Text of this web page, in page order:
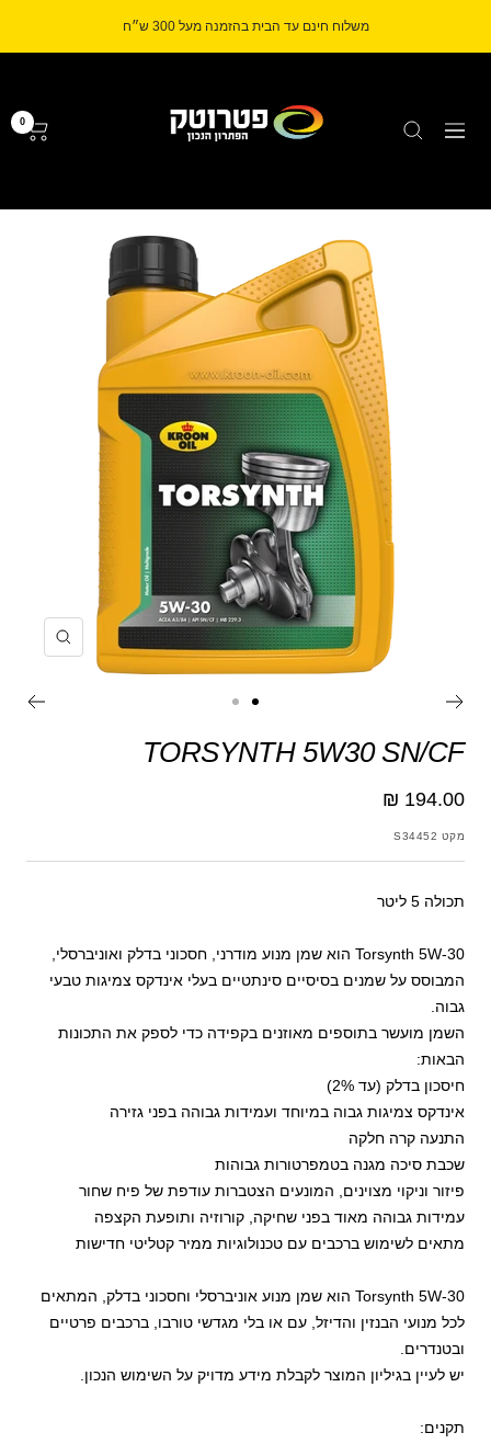
משלוח חינם עד הבית בהזמנה מעל 300 ש״ח
ניווט
0
הקרב
לשקופית
לשקופית
TORSYNTH 5W30 SN/CF
מחיר
מבצע
194.00 ₪
מקט S34452
תכולה 5 ליטר
Torsynth 5W-30 הוא שמן מנוע מודרני, חסכוני בדלק ואוניברסלי,
המבוסס על שמנים בסיסיים סינתטיים בעלי אינדקס צמיגות טבעי
גבוה.
השמן מועשר בתוספים מאוזנים בקפידה כדי לספק את התכונות
הבאות:
חיסכון בדלק (עד 2%)
אינדקס צמיגות גבוה במיוחד ועמידות גבוהה בפני גזירה
התנעה קרה חלקה
שכבת סיכה מגנה בטמפרטורות גבוהות
פיזור וניקוי מצוינים, המונעים הצטברות עודפת של פיח שחור
עמידות גבוהה מאוד בפני שחיקה, קורוזיה ותופעת הקצפה
מתאים לשימוש ברכבים עם טכנולוגיות ממיר קטליטי חדישות
Torsynth 5W-30 הוא שמן מנוע אוניברסלי וחסכוני בדלק, המתאים
לכל מנועי הבנזין והדיזל, עם או בלי מגדשי טורבו, ברכבים פרטיים
ובטנדרים.
יש לעיין בגיליון המוצר לקבלת מידע מדויק על השימוש הנכון.
תקנים: